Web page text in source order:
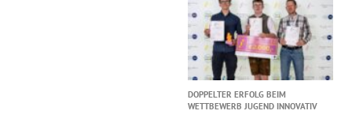
DOPPELTER ERFOLG BEIM
WETTBEWERB JUGEND INNOVATIV